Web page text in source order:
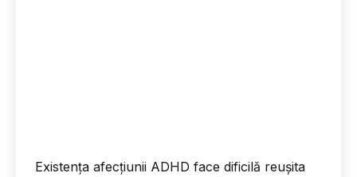
Existența afecțiunii ADHD face dificilă reușita